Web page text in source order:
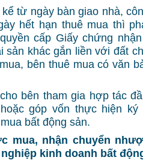
từ ngày bàn giao nhà,
hết hạn thuê mua thì
cấp Giấy chứng
khác gắn liền với đất
bên thuê mua có văn
bên tham gia hợp tác
góp vốn thực hiện ký
bất động sản.
mua, nhận chuyển
kinh doanh bất